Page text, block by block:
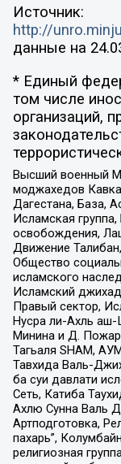
Источник:
http://
данные на
* Единый
том числе
организаций,
Высший военный
моджахедов
Дагестана, База,
Исламская
освобождения,
Движение
Общество
исламского
Исламский
Правый сектор,
Нусра ли-Ахль
Минина и Д.
Тагьаля SHAM,
Тавхида Валь-
ба суи давлати
Сеть, Катиба
Ахлю Сунна Валь
Артподготовка,
пахарь”,
религиозная